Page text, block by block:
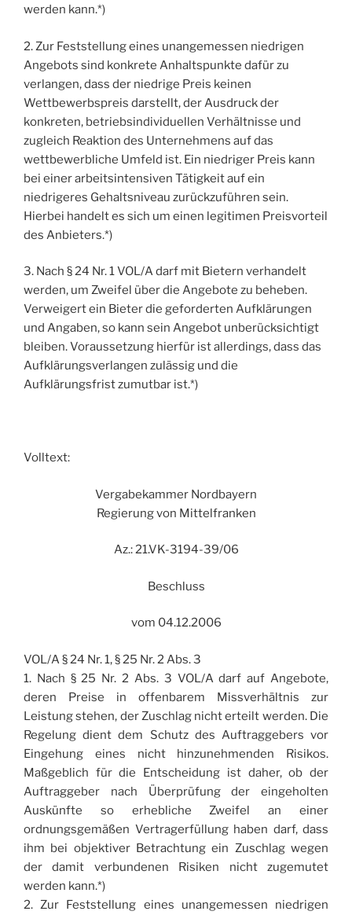
werden kann.*)
2. Zur Feststellung eines unangemessen niedrigen
Angebots sind konkrete Anhaltspunkte dafür zu
verlangen, dass der niedrige Preis keinen
Wettbewerbspreis darstellt, der Ausdruck der
konkreten, betriebsindividuellen Verhältnisse und
zugleich Reaktion des Unternehmens auf das
wettbewerbliche Umfeld ist. Ein niedriger Preis kann
bei einer arbeitsintensiven Tätigkeit auf ein
niedrigeres Gehaltsniveau zurückzuführen sein.
Hierbei handelt es sich um einen legitimen Preisvorteil
des Anbieters.*)
3. Nach § 24 Nr. 1 VOL/A darf mit Bietern verhandelt
werden, um Zweifel über die Angebote zu beheben.
Verweigert ein Bieter die geforderten Aufklärungen
und Angaben, so kann sein Angebot unberücksichtigt
bleiben. Voraussetzung hierfür ist allerdings, dass das
Aufklärungsverlangen zulässig und die
Aufklärungsfrist zumutbar ist.*)
Volltext:
Vergabekammer Nordbayern
Regierung von Mittelfranken
Az.: 21.VK-3194-39/06
Beschluss
vom 04.12.2006
VOL/A § 24 Nr. 1, § 25 Nr. 2 Abs. 3
1. Nach § 25 Nr. 2 Abs. 3 VOL/A darf auf Angebote,
deren Preise in offenbarem Missverhältnis zur
Leistung stehen, der Zuschlag nicht erteilt werden. Die
Regelung dient dem Schutz des Auftraggebers vor
Eingehung eines nicht hinzunehmenden Risikos.
Maßgeblich für die Entscheidung ist daher, ob der
Auftraggeber nach Überprüfung der eingeholten
Auskünfte so erhebliche Zweifel an einer
ordnungsgemäßen Vertragerfüllung haben darf, dass
ihm bei objektiver Betrachtung ein Zuschlag wegen
der damit verbundenen Risiken nicht zugemutet
werden kann.*)
2. Zur Feststellung eines unangemessen niedrigen